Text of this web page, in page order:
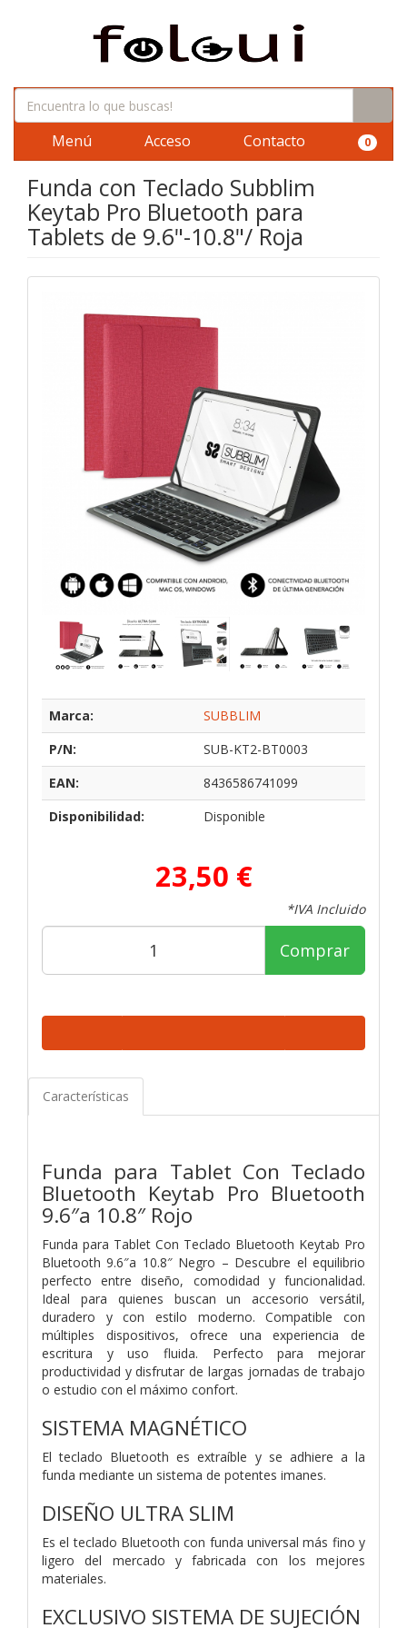
Menú Acceso Contacto 0
Funda con Teclado Subblim
Keytab Pro Bluetooth para
Tablets de 9.6"-10.8"/ Roja
Marca:
SUBBLIM
P/N:
SUB-KT2-BT0003
EAN:
8436586741099
Disponibilidad:
Disponible
23,50 €
*IVA Incluido
Comprar
Características
Funda para Tablet Con Teclado
Bluetooth Keytab Pro Bluetooth
9.6″a 10.8″ Rojo
Funda para Tablet Con Teclado Bluetooth Keytab Pro
Bluetooth 9.6″a 10.8″ Negro – Descubre el equilibrio
perfecto entre diseño, comodidad y funcionalidad.
Ideal para quienes buscan un accesorio versátil,
duradero y con estilo moderno. Compatible con
múltiples dispositivos, ofrece una experiencia de
escritura y uso fluida. Perfecto para mejorar
productividad y disfrutar de largas jornadas de trabajo
o estudio con el máximo confort.
SISTEMA MAGNÉTICO
El teclado Bluetooth es extraíble y se adhiere a la
funda mediante un sistema de potentes imanes.
DISEÑO ULTRA SLIM
Es el teclado Bluetooth con funda universal más fino y
ligero del mercado y fabricada con los mejores
materiales.
EXCLUSIVO SISTEMA DE SUJECIÓN